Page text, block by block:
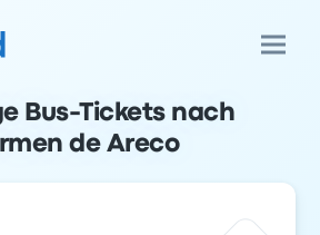
Bus-Tickets nach
de Areco